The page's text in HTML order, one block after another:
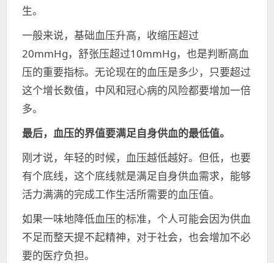
生。
一般来说，基础血压升高，收缩压超过
20mmHg，舒张压超过10mmHg，也是判断高血
压的重要指标。无论现在的血压是多少，只要超过
这个增长数值，中风和冠心病的风险都要增加一倍
多。
最后，血压的界值要满足自身供血的最低值。
刚才说，年轻的时候，血压越低越好。但低，也要
有个底线，这个底线就是满足自身供血需求，能够
活力满满的完成工作生活所需要的血压值。
如果一味地降低血压的标准，个人可能会因为供血
不足而整天提不起精神，对于社会，也会增加不必
要的医疗负担。